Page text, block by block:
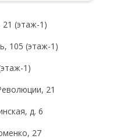
21 (этаж-1)
105 (этаж-1)
1)
21
д. 6
27